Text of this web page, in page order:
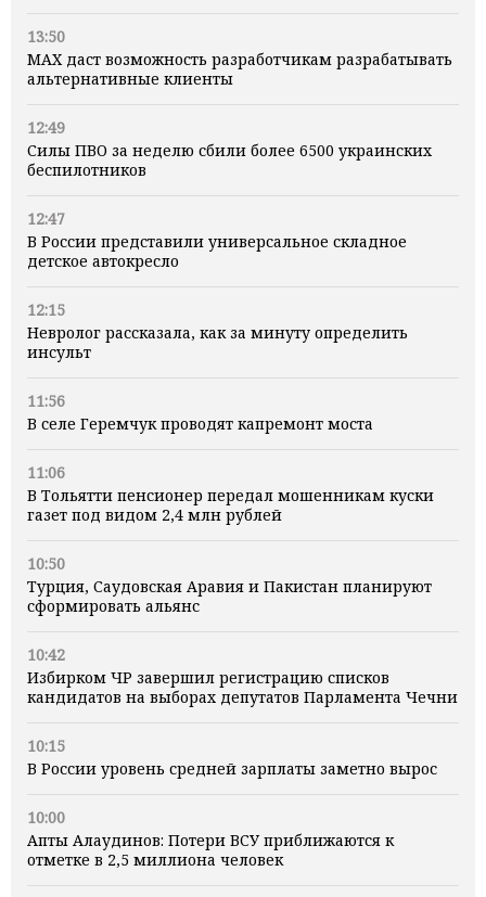
13:50
MAX даст возможность разработчикам разрабатывать
альтернативные клиенты
12:49
Силы ПВО за неделю сбили более 6500 украинских
беспилотников
12:47
В России представили универсальное складное
детское автокресло
12:15
Невролог рассказала, как за минуту определить
инсульт
11:56
В селе Геремчук проводят капремонт моста
11:06
В Тольятти пенсионер передал мошенникам куски
газет под видом 2,4 млн рублей
10:50
Турция, Саудовская Аравия и Пакистан планируют
сформировать альянс
10:42
Избирком ЧР завершил регистрацию списков
кандидатов на выборах депутатов Парламента Чечни
10:15
В России уровень средней зарплаты заметно вырос
10:00
Апты Алаудинов: Потери ВСУ приближаются к
отметке в 2,5 миллиона человек